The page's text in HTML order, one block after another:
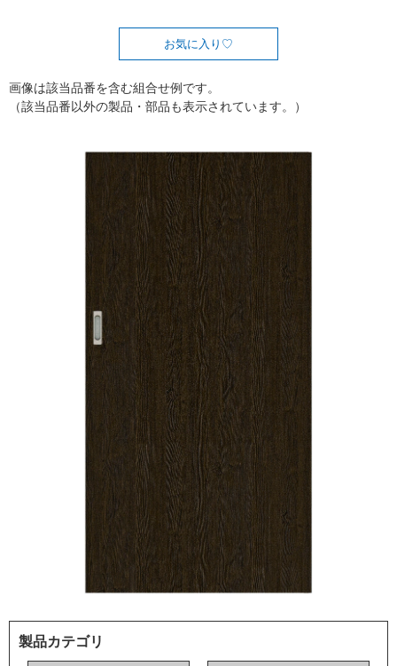
お気に入り
画像は該当品番を含む組合せ例です。
（該当品番以外の製品・部品も表示されています。）
製品カテゴリ